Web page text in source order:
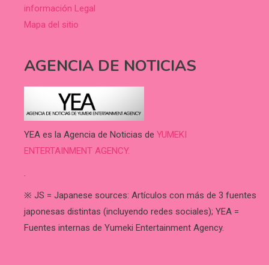
información Legal
Mapa del sitio
AGENCIA DE NOTICIAS
YEA es la Agencia de Noticias de YUMEKI
ENTERTAINMENT AGENCY.
.
※ JS = Japanese sources: Artículos con más de 3 fuentes
japonesas distintas (incluyendo redes sociales); YEA =
Fuentes internas de Yumeki Entertainment Agency.